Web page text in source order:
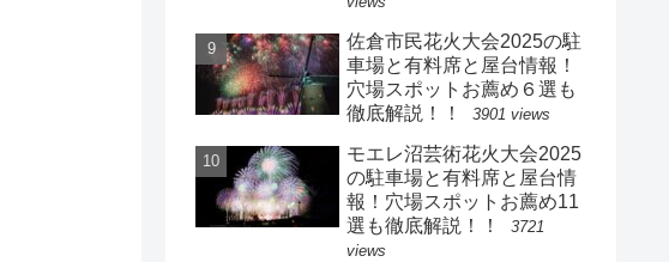
佐倉市民花火大会2025の駐
車場と有料席と屋台情報！
穴場スポットお薦め６選も
徹底解説！！
3901 views
モエレ沼芸術花火大会2025
の駐車場と有料席と屋台情
報！穴場スポットお薦め11
選も徹底解説！！
3721
views